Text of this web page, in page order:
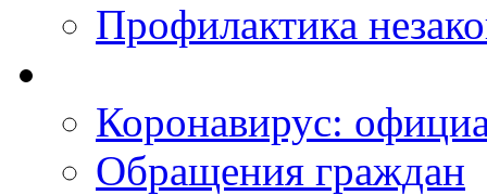
Профилактика
Коронавирус:
Обращения граждан